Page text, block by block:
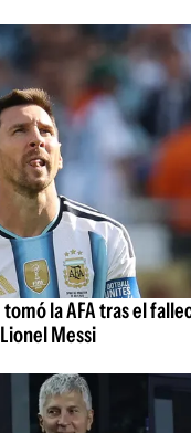
tomó la AFA tras el
Messi